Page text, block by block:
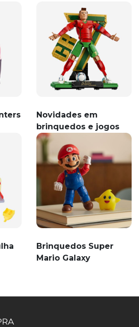
Novidades em
brinquedos e jogos
Brinquedos Super
Mario Galaxy